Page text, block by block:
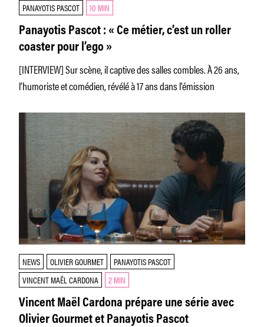
PANAYOTIS PASCOT
10 MIN
Panayotis Pascot : « Ce métier, c’est un roller
coaster pour l’ego »
[INTERVIEW] Sur scène, il captive des salles combles. À 26 ans,
l’humoriste et comédien, révélé à 17 ans dans l’émission
NEWS OLIVIER GOURMET
PANAYOTIS PASCOT
VINCENT MAËL CARDONA
2 MIN
Vincent Maël Cardona prépare une série avec
Olivier Gourmet et Panayotis Pascot